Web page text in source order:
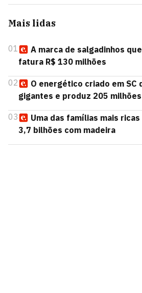
Mais lidas
01
A marca de salgadinhos
fatura R$ 130 milhões
02
O energético criado em SC
gigantes e produz 205
03
Uma das famílias mais
3,7 bilhões com madeira